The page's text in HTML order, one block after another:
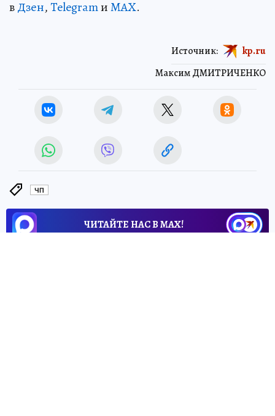
вДзен,TelegramиMAX.
Максим ДМИТРИЧЕНКО
Источник: kp.ru
ЧП
ЧИТАЙТЕ НАС В МАХ!